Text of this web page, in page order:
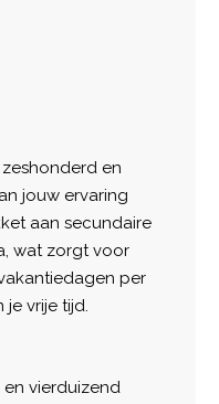
en
jouw ervaring
aan secundaire
wat zorgt voor
per
vrije tijd.
vierduizend